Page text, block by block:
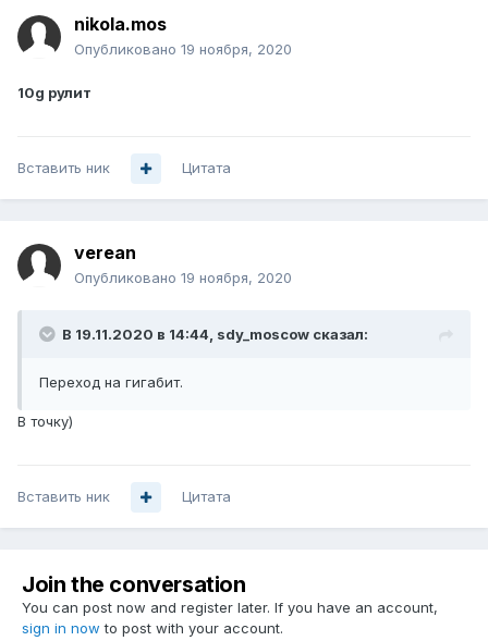
nikola.mos
Опубликовано 19 ноября, 2020
10g рулит
Вставить ник Цитата
verean
Опубликовано 19 ноября, 2020
В 19.11.2020 в 14:44, sdy_moscow сказал:
Переход на гигабит.
В точку)
Вставить ник Цитата
Join the conversation
You can post now and register later. If you have an account,
sign in now to post with your account.